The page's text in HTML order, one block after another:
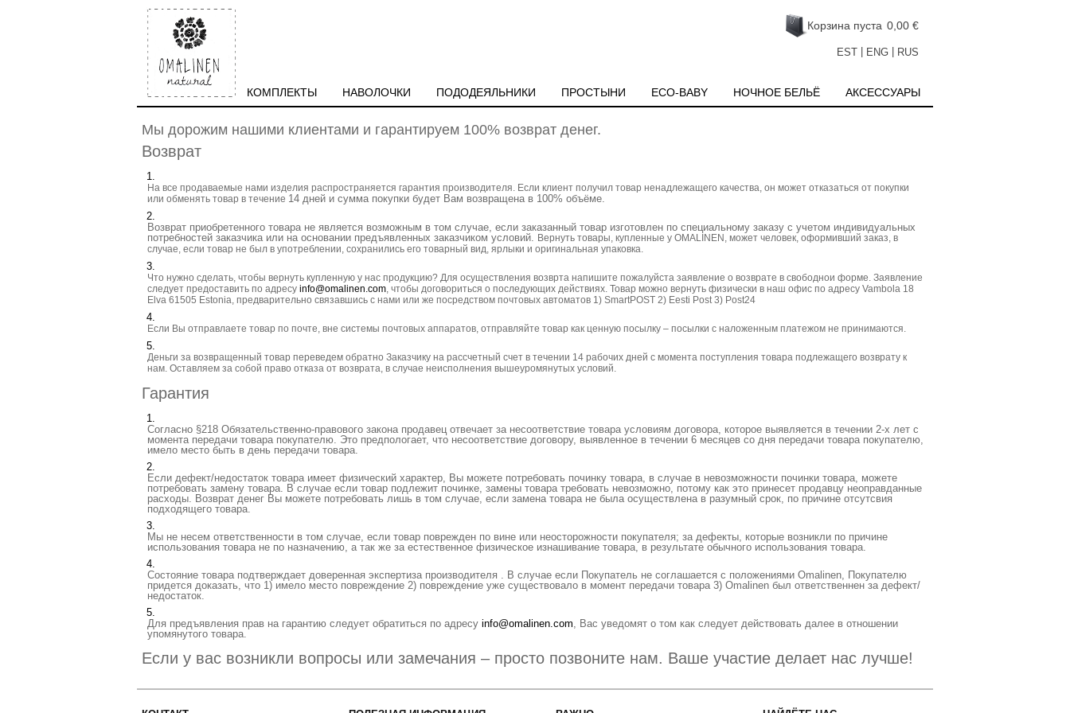
Корзина пуста 0,00 €
EST ENG RUS
КОМПЛЕКТЫ НАВОЛОЧКИ ПОДОДЕЯЛЬНИКИ ПРОСТЫНИ ECO-BABY НОЧНОЕ БЕЛЬЁ АКCЕСCУАРЫ
Мы дорожим нашими клиентами и гарантируем 100% возврат денег.
Возврат
На все продаваемые нами изделия распространяется гарантия производителя. Если клиент получил товар ненадлежащего качества, он может отказаться от покупки
или обменять товар в течение 14 дней и сумма покупки будет Вам возвращена в 100% объёме.
Возврат приобретенного товара не является возможным в том случае, если заказанный товар изготовлен по специальному заказу с учетом индивидуальных
потребностей заказчика или на основании предъявленных заказчиком условий. Вернуть товары, купленные у OMALINEN, может человек, оформивший заказ, в
случае, если товар не был в употреблении, сохранились его товарный вид, ярлыки и оригинальная упаковка.
Что нужно сделать, чтобы вернуть купленную у нас продукцию? Для осуществления возврта напишите пожалуйста заявление о возврате в свободнои форме. Заявление
следует предоставить по адресу info@omalinen.com, чтобы договориться о последующих действиях. Товар можно вернуть физически в наш офис по адресу Vambola 18
Elva 61505 Estonia, предварительно связавшись с нами или же посредством почтовых автоматов 1) SmartPOST 2) Eesti Post 3) Post24
Если Вы отправлаете товар по почте, вне системы почтовых аппаратов, отправляйте товар как ценную посылку – посылки с наложенным платежом не принимаются.
Деньги за возвращенный товар переведем обратно Заказчику на рассчетный счет в течении 14 рабочих дней с момента поступления товара подлежащего возврату к
нам. Оставляем за собой право отказа от возврата, в случае неисполнения вышеуромянутых условий.
Гарантия
Согласно §218 Обязательственно-правового закона продавец отвечает за несоответствие товара условиям договора, которое выявляется в течении 2-х лет с
момента передачи товара покупателю. Это предпологает, что несоответствие договору, выявленное в течении 6 месяцев со дня передачи товара покупателю,
имело место быть в день передачи товара.
Если дефект/недостаток товара имеет физический характер, Вы можете потребовать починку товара, в случае в невозможности починки товара, можете
потребовать замену товара. В случае если товар подлежит починкe, замены товара требовать невозможно, потому как это принесет продавцу неоправданные
расходы. Возврат денег Вы можете потребовать лишь в том случае, если замена товара не была осуществлена в разумный срок, по причине отсутсвия
подходящего товара.
Мы не несем ответственности в том случае, если товар поврежден по вине или неосторожности покупателя; за дефекты, которые возникли по причине
использования товара не по назначению, а так же за естественное физическое изнашивание товара, в результате обычного использования товара.
Cостояние товара подтверждает доверенная экспертиза производителя . В случае если Покупатель не соглашается с положениями Omalinen, Покупателю
придется доказать, что 1) имело место повреждение 2) повреждение уже существовало в момент передачи товара 3) Omalinen был ответственнен за дефект/
недостаток.
Для предъявления прав на гарантию следует обратиться по адресу info@omalinen.com, Ваc уведомят о том как следует действовать далее в отношении
упомянутого товара.
Если у вас возникли вопросы или замечания – просто позвоните нам. Ваше участие делает нас лучше!